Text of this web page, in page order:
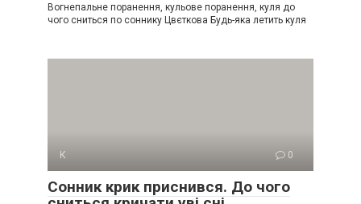
Вогнепальне поранення, кульове поранення, куля до
чого сниться по соннику Цвєткова Будь-яка летить куля
К 0
Сонник крик приснився. До чого